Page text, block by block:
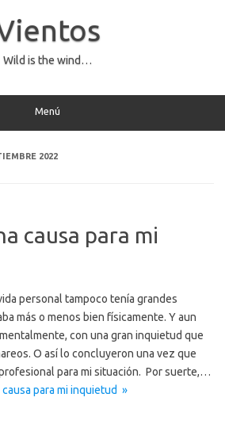
Wild is the wind…
Menú
2022
causa para mi
personal tampoco tenía grandes
más o menos bien físicamente. Y aun
con una gran inquietud que
O así lo concluyeron una vez que
para mi situación. Por suerte,…
para mi inquietud »